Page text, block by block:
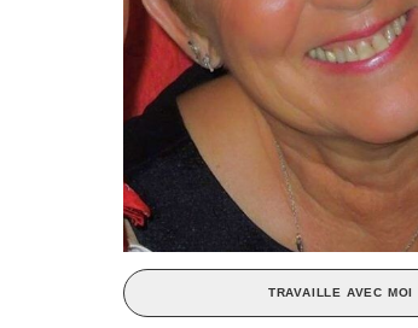
TRAVAILLE AVEC MOI